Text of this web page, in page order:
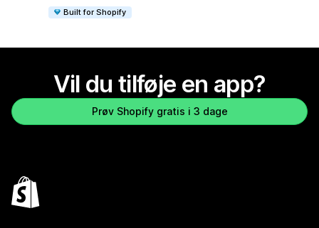
Built for Shopify
Vil du tilføje en app?
Prøv Shopify gratis i 3 dage